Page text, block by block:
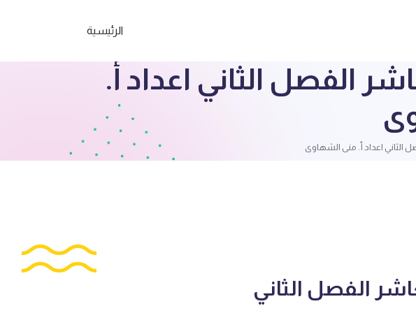
الرئيسية
الفصل الثاني اعداد أ.
الثاني اعداد أ. منى الشهاوى
الفصل الثاني